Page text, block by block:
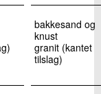
bakkesand og
knust
granit (kantet
tilslag)